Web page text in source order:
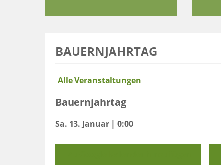
BAUERNJAHRTAG
Alle Veranstaltungen
Bauernjahrtag
Sa. 13. Januar | 0:00